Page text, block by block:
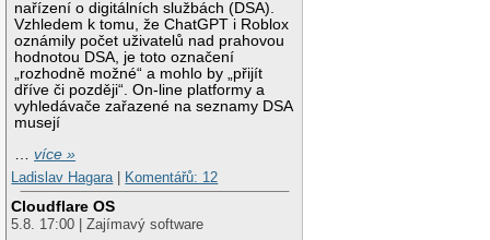
nařízení o digitálních službách (DSA).
Vzhledem k tomu, že ChatGPT i Roblox
oznámily počet uživatelů nad prahovou
hodnotou DSA, je toto označení
„rozhodně možné“ a mohlo by „přijít
dříve či později“. On-line platformy a
vyhledávače zařazené na seznamy DSA
musejí
…více »
Ladislav Hagara| Komentářů: 12
Cloudflare OS
5.8. 17:00 | Zajímavý software